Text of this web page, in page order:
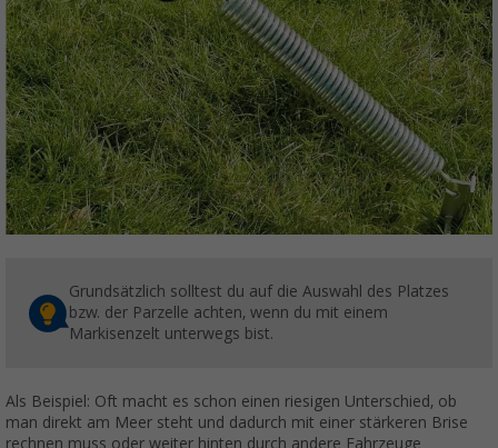
Grundsätzlich solltest du auf die Auswahl des Platzes
bzw. der Parzelle achten, wenn du mit einem
Markisenzelt unterwegs bist.
Als Beispiel: Oft macht es schon einen riesigen Unterschied, ob
man direkt am Meer steht und dadurch mit einer stärkeren Brise
rechnen muss oder weiter hinten durch andere Fahrzeuge